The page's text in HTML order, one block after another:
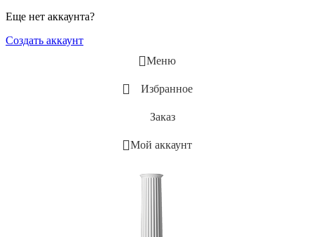
Еще нет аккаунта?
Создать аккаунт
Меню
Избранное
Заказ
Мой аккаунт